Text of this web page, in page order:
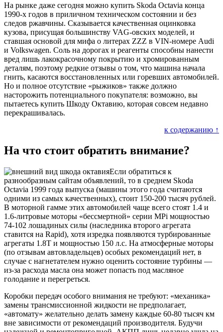
На рынке даже сегодня можно купить Skoda Octavia конца
1990-х годов в приличном техническом состоянии и без
следов ржавчины. Сказывается качественная оцинковка
кузова, присущая большинству VAG-овских моделей, и
ставшая основой для мифа о литерах ZZZ в VIN-номере Audi
и Volkswagen. Соль на дорогах и реагенты способны нанести
вред лишь лакокрасочному покрытию и хромированным
деталям, поэтому редкие отзывы о том, что машина начала
гнить, касаются восстановленных или горевших автомобилей.
Но и полное отсутствие «рыжиков» также должно
насторожить потенциального покупателя: возможно, вы
пытаетесь купить Шкоду Октавию, которая совсем недавно
перекрашивалась.
к содержанию ↑
На что стоит обратить внимание?
Если обратиться к
разнообразным сайтам объявлений, то в среднем Skoda
Octavia 1999 года выпуска (машины этого года считаются
одними из самых качественных), стоит 150-200 тысяч рублей.
В моторной гамме этих автомобилей чаще всего стоят 1.4 и
1.6-литровые моторы «бессмертной» серии MPi мощностью
74-102 лошадиных силы (наследника второго агрегата
ставится на Rapid), хотя изредка появляются турбированные
агрегаты 1.8Т и мощностью 150 л.с. На атмосферные моторы
(по отзывам автовладельцев) особых рекомендаций нет, в
случае с нагнетателем нужно оценить состояние турбины —
из-за расхода масла она может попасть под масляное
голодание и перегреться.
Коробки передач особого внимания не требуют: «механика»
замены трансмиссионной жидкости не предполагает,
«автомату» желательно делать замену каждые 60-80 тысяч км
вне зависимости от рекомендаций производителя. Будучи